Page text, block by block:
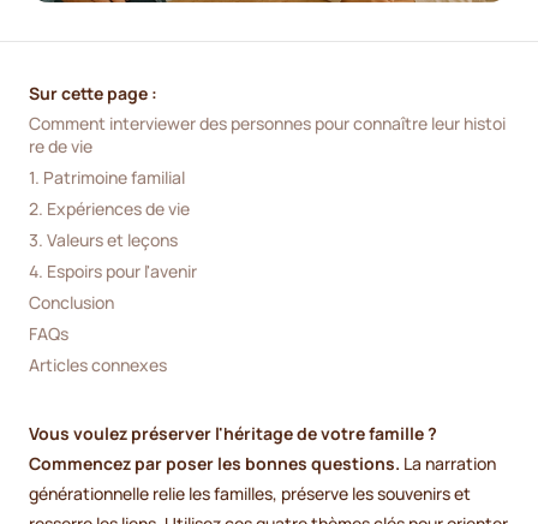
Sur cette page :
Comment interviewer des personnes pour connaître leur histoi
re de vie
1. Patrimoine familial
2. Expériences de vie
3. Valeurs et leçons
4. Espoirs pour l'avenir
Conclusion
FAQs
Articles connexes
Vous voulez préserver l'héritage de votre famille ?
Commencez par poser les bonnes questions. La narration
générationnelle relie les familles, préserve les souvenirs et